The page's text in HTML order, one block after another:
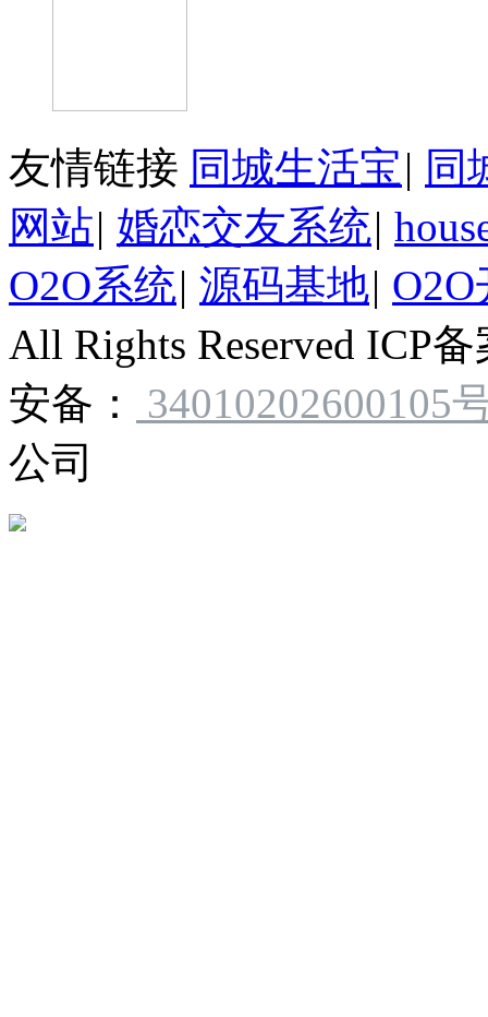
友情链接 同城生活宝| 同
网站| 婚恋交友系统|
O2O系统| 源码基地|
All Rights Reserved ICP
安备：
34010202600105
公司